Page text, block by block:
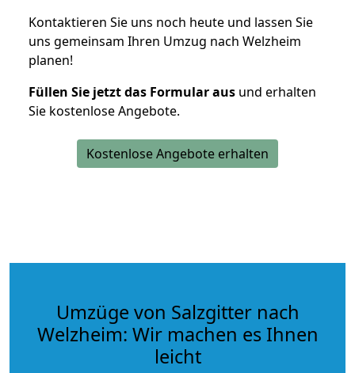
Kontaktieren Sie uns noch heute und lassen Sie
uns gemeinsam Ihren Umzug nach Welzheim
planen!
Füllen Sie jetzt das Formular aus und erhalten
Sie kostenlose Angebote.
Kostenlose Angebote erhalten
Umzüge von Salzgitter nach
Welzheim: Wir machen es Ihnen
leicht